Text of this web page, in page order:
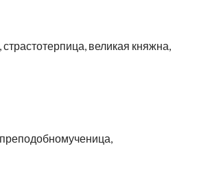
великая княжна,